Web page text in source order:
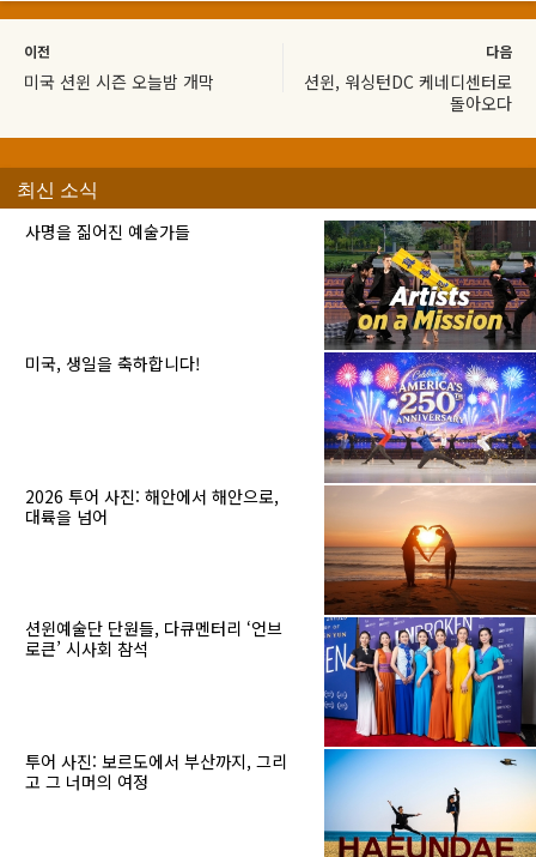
이전
미국 션윈 시즌 오늘밤 개막
다음
션윈, 워싱턴DC 케네디센터로
돌아오다
최신 소식
사명을 짊어진 예술가들
미국, 생일을 축하합니다!
2026 투어 사진: 해안에서 해안으로,
대륙을 넘어
션윈예술단 단원들, 다큐멘터리 ‘언브
로큰’ 시사회 참석
투어 사진: 보르도에서 부산까지, 그리
고 그 너머의 여정